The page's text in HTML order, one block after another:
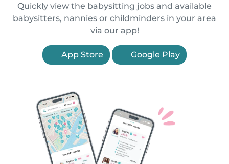
Quickly view the babysitting jobs and available
babysitters, nannies or childminders in your area
via our app!
App Store Google Play